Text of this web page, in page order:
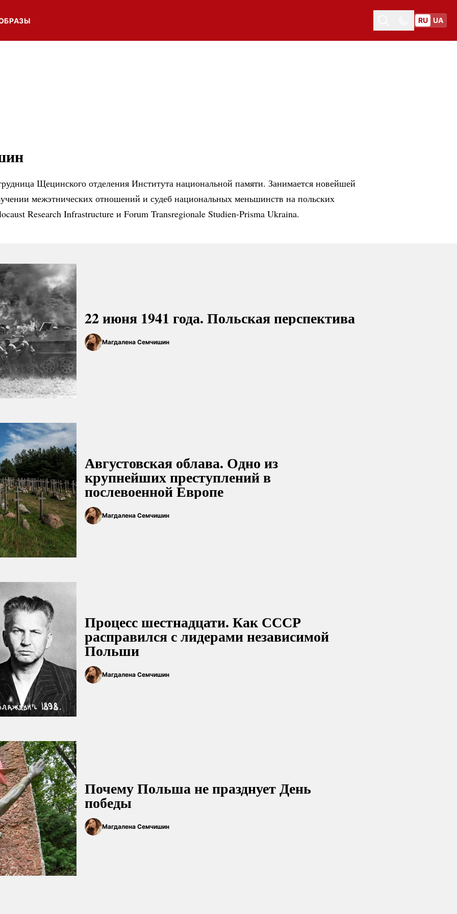
Toggle themeToggle theme
RU UA
Щецинского отделения Института национальной памяти. Занимается новейшей
межэтнических отношений и судеб национальных меньшинств на польских
Research Infrastructure и Forum Transregionale Studien-Prisma Ukraina.
22 июня 1941 года. Польская перспектива
Магдалена Семчишин
Августовская облава. Одно из
крупнейших преступлений в
послевоенной Европе
Магдалена Семчишин
Процесс шестнадцати. Как СССР
расправился с лидерами независимой
Польши
Магдалена Семчишин
Почему Польша не празднует День
победы
Магдалена Семчишин